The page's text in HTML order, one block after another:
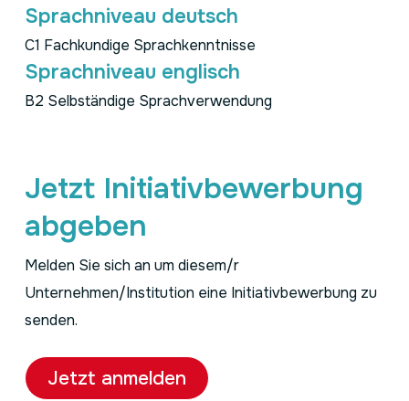
Sprachniveau deutsch
C1 Fachkundige Sprachkenntnisse
Sprachniveau englisch
B2 Selbständige Sprachverwendung
Jetzt Initiativbewerbung
abgeben
Melden Sie sich an um diesem/r
Unternehmen/Institution eine Initiativbewerbung zu
senden.
Jetzt anmelden